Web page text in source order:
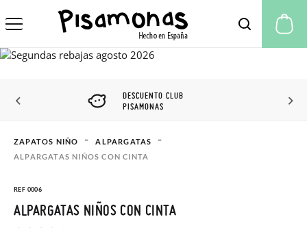
DESCUENTO CLUB
PISAMONAS
ZAPATOS NIÑO
ALPARGATAS
ALPARGATAS NIÑOS CON CINTA
REF 0006
ALPARGATAS NIÑOS CON CINTA